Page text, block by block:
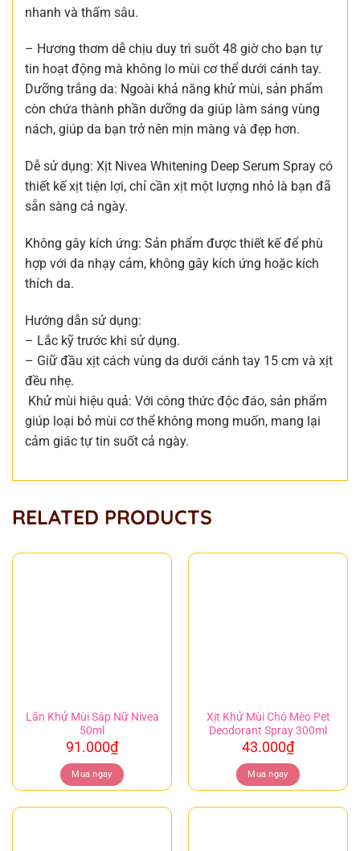
nhanh và thấm sâu.
– Hương thơm dễ chịu duy trì suốt 48 giờ cho bạn tự
tin hoạt động mà không lo mùi cơ thể dưới cánh tay.
Dưỡng trắng da: Ngoài khả năng khử mùi, sản phẩm
còn chứa thành phần dưỡng da giúp làm sáng vùng
nách, giúp da bạn trở nên mịn màng và đẹp hơn.
Dễ sử dụng: Xịt Nivea Whitening Deep Serum Spray có
thiết kế xịt tiện lợi, chỉ cần xịt một lượng nhỏ là bạn đã
sẵn sàng cả ngày.
Không gây kích ứng: Sản phẩm được thiết kế để phù
hợp với da nhạy cảm, không gây kích ứng hoặc kích
thích da.
Hướng dẫn sử dụng:
– Lắc kỹ trước khi sử dụng.
– Giữ đầu xịt cách vùng da dưới cánh tay 15 cm và xịt
đều nhẹ.
Khử mùi hiệu quả: Với công thức độc đáo, sản phẩm
giúp loại bỏ mùi cơ thể không mong muốn, mang lại
cảm giác tự tin suốt cả ngày.
RELATED PRODUCTS
Lăn Khử Mùi Sáp Nữ Nivea
50ml
91.000₫
Mua ngay
Xịt Khử Mùi Chó Mèo Pet
Deodorant Spray 300ml
43.000₫
Mua ngay